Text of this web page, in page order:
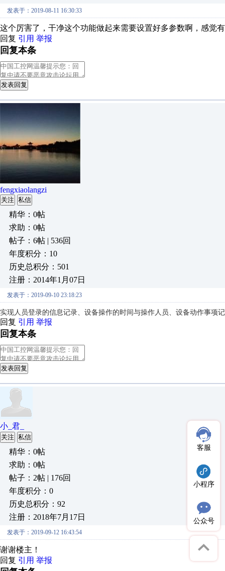
发表于：2019-08-11 16:30:33
这个厉害了，干净这个功能做起来需要设置好多参数啊，感觉
回复 引用 举报
回复本条
发表回复
fengxiaolangzi
关注 私信
精华：0帖
求助：0帖
帖子：6帖 | 536回
年度积分：10
历史总积分：501
注册：2014年1月07日
发表于：2019-09-10 23:18:23
实现人员登录的信息记录、设备操作的时间与操作人员、设备动作事项
回复 引用 举报
回复本条
发表回复
小_君_
关注 私信
精华：0帖
求助：0帖
帖子：2帖 | 176回
年度积分：0
历史总积分：92
注册：2018年7月17日
发表于：2019-09-12 16:43:54
谢谢楼主！
回复 引用 举报
客服
小程序
公众号